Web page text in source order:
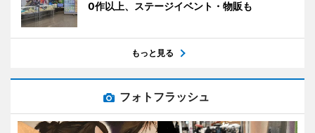
0作以上、ステージイベント・物販も
もっと見る
フォトフラッシュ